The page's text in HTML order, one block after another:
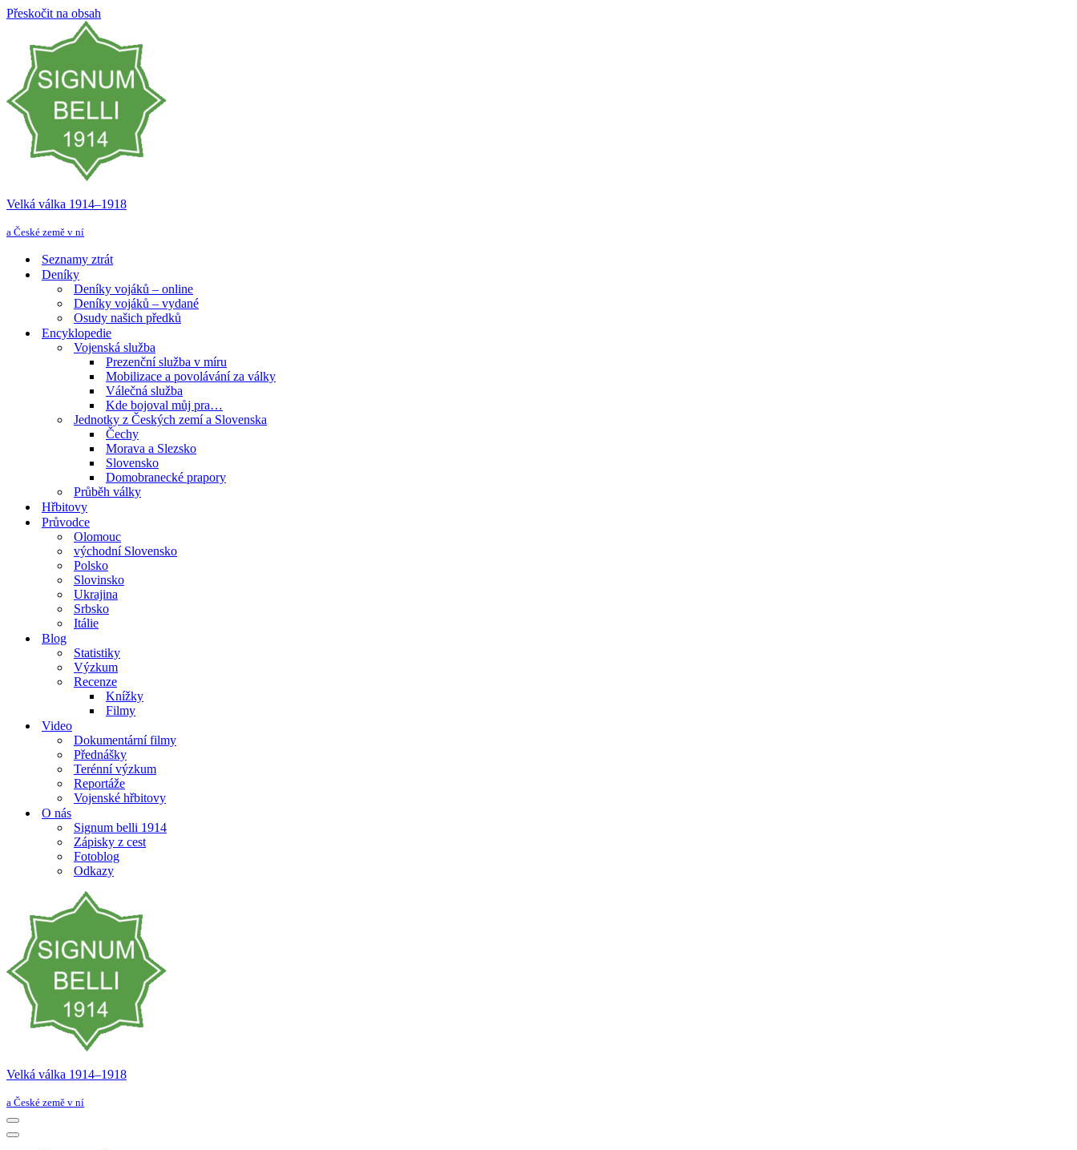
Přeskočit na obsah
Velká válka 1914–⁠⁠⁠⁠⁠⁠1918
a České země v ní
Seznamy ztrát
Deníky
Deníky vojáků – online
Deníky vojáků – vydané
Osudy našich předků
Encyklopedie
Vojenská služba
Prezenční služba v míru
Mobilizace a povolávání za války
Válečná služba
Kde bojoval můj pra…
Jednotky z Českých zemí a Slovenska
Čechy
Morava a Slezsko
Slovensko
Domobranecké prapory
Průběh války
Hřbitovy
Průvodce
Olomouc
východní Slovensko
Polsko
Slovinsko
Ukrajina
Srbsko
Itálie
Blog
Statistiky
Výzkum
Recenze
Knížky
Filmy
Video
Dokumentární filmy
Přednášky
Terénní výzkum
Reportáže
Vojenské hřbitovy
O nás
Signum belli 1914
Zápisky z cest
Fotoblog
Odkazy
Velká válka 1914–⁠⁠⁠⁠⁠⁠1918
a České země v ní
Navigační
menu
Navigační